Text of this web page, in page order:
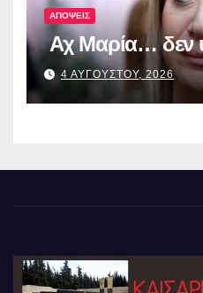
ΑΠΟΨΕΙΣ
Αχ Μαρία… δεν
4 ΑΥΓΟΥΣΤΟΥ, 2026